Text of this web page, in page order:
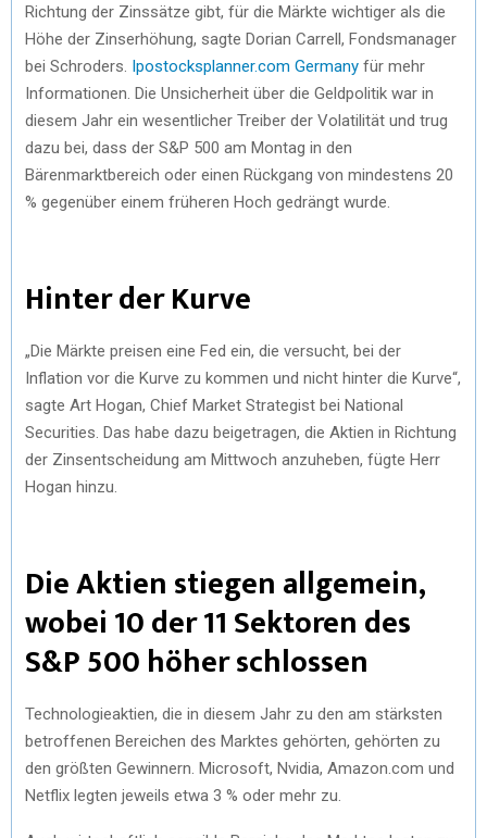
Richtung der Zinssätze gibt, für die Märkte wichtiger als die
Höhe der Zinserhöhung, sagte Dorian Carrell, Fondsmanager
bei Schroders. Ipostocksplanner.com Germany für mehr
Informationen. Die Unsicherheit über die Geldpolitik war in
diesem Jahr ein wesentlicher Treiber der Volatilität und trug
dazu bei, dass der S&P 500 am Montag in den
Bärenmarktbereich oder einen Rückgang von mindestens 20
% gegenüber einem früheren Hoch gedrängt wurde.
Hinter der Kurve
„Die Märkte preisen eine Fed ein, die versucht, bei der
Inflation vor die Kurve zu kommen und nicht hinter die Kurve“,
sagte Art Hogan, Chief Market Strategist bei National
Securities. Das habe dazu beigetragen, die Aktien in Richtung
der Zinsentscheidung am Mittwoch anzuheben, fügte Herr
Hogan hinzu.
Die Aktien stiegen allgemein,
wobei 10 der 11 Sektoren des
S&P 500 höher schlossen
Technologieaktien, die in diesem Jahr zu den am stärksten
betroffenen Bereichen des Marktes gehörten, gehörten zu
den größten Gewinnern. Microsoft, Nvidia, Amazon.com und
Netflix legten jeweils etwa 3 % oder mehr zu.